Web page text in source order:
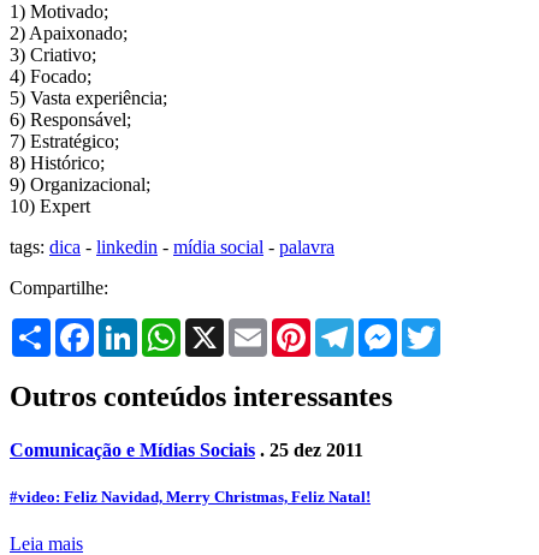
1) Motivado;
2) Apaixonado;
3) Criativo;
4) Focado;
5) Vasta experiência;
6) Responsável;
7) Estratégico;
8) Histórico;
9) Organizacional;
10) Expert
tags: dica - linkedin - mídia social - palavra
Compartilhe:
Share FacebookLinkedInWhatsApp
X Email PinterestTelegramMessenger
Outros conteúdos interessantes
Comunicação e Mídias Sociais . 25 dez 2011
#video: Feliz Navidad, Merry Christmas, Feliz Natal!
Leia mais